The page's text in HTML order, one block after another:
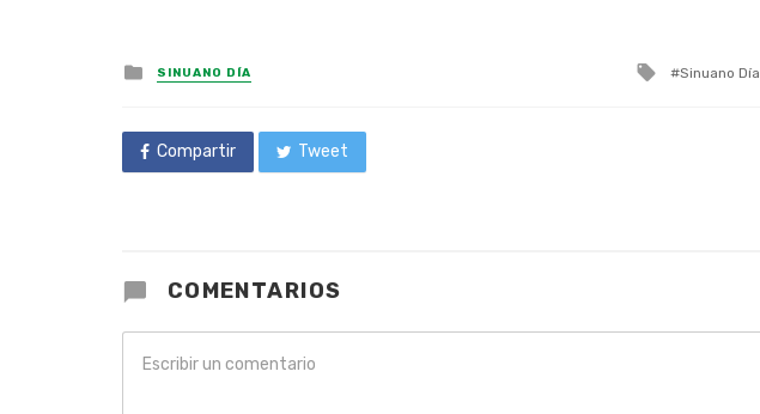
Posted
in
SINUANO DÍA
Tagged
Sinuano Día
Compartir Tweet
COMENTARIOS